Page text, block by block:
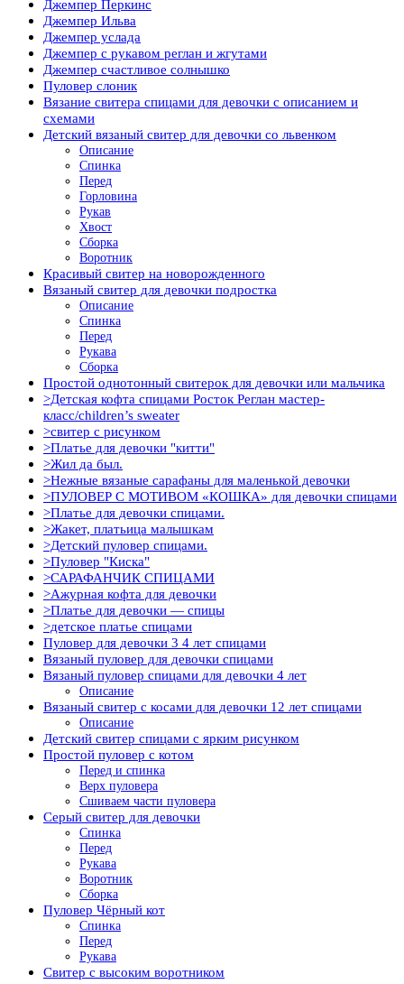
Джемпер Перкинс
Джемпер Ильва
Джемпер услада
Джемпер с рукавом реглан и жгутами
Джемпер счастливое солнышко
Пуловер слоник
Вязание свитера спицами для девочки с описанием и
схемами
Детский вязаный свитер для девочки со львенком
Описание
Спинка
Перед
Горловина
Рукав
Хвост
Сборка
Воротник
Красивый свитер на новорожденного
Вязаный свитер для девочки подростка
Описание
Спинка
Перед
Рукава
Сборка
Простой однотонный свитерок для девочки или мальчика
>Детская кофта спицами Росток Реглан мастер-
класс/children’s sweater
>свитер с рисунком
>Платье для девочки "китти"
>Жил да был.
>Нежные вязаные сарафаны для маленькой девочки
>ПУЛОВЕР С МОТИВОМ «КОШКА» для девочки спицами
>Платье для девочки спицами.
>Жакет, платьица малышкам
>Детский пуловер спицами.
>Пуловер "Киска"
>САРАФАНЧИК СПИЦАМИ
>Ажурная кофта для девочки
>Платье для девочки — спицы
>детское платье спицами
Пуловер для девочки 3 4 лет спицами
Вязаный пуловер для девочки спицами
Вязаный пуловер спицами для девочки 4 лет
Описание
Вязаный свитер с косами для девочки 12 лет спицами
Описание
Детский свитер спицами с ярким рисунком
Простой пуловер с котом
Перед и спинка
Верх пуловера
Сшиваем части пуловера
Серый свитер для девочки
Спинка
Перед
Рукава
Воротник
Сборка
Пуловер Чёрный кот
Спинка
Перед
Рукава
Свитер с высоким воротником